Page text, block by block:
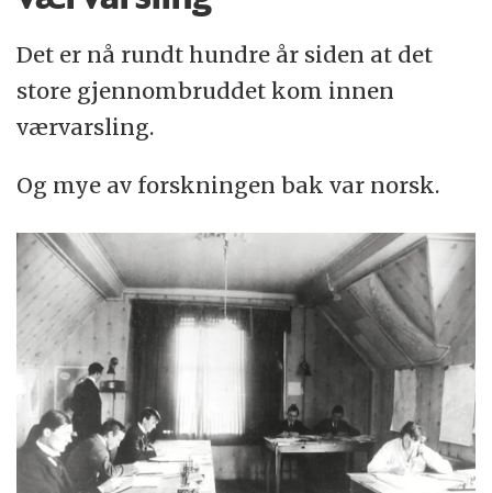
Det er nå rundt hundre år siden at det
store gjennombruddet kom innen
værvarsling.
Og mye av forskningen bak var norsk.